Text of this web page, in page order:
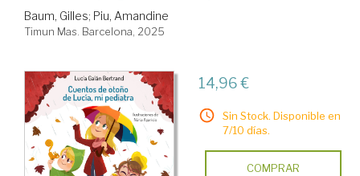
Baum, Gilles; Piu, Amandine
Timun Mas. Barcelona, 2025
14,96 €
Sin Stock. Disponible en
7/10 días.
COMPRAR